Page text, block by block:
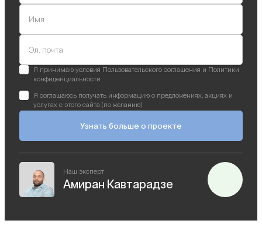
Имя
Эл. почта
Я принимаю условия Пользовательского соглашения и Политики
конфиденциальности
Я соглашаюсь получать информацию о предложениях, акциях и
услугах с этого сайта (по желанию)
Узнать больше о проекте
Наш эксперт
Амиран Кавтарадзе